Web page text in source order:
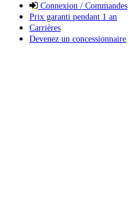
Connexion / Commandes
Prix garanti pendant 1 an
Carrières
Devenez un concessionnaire